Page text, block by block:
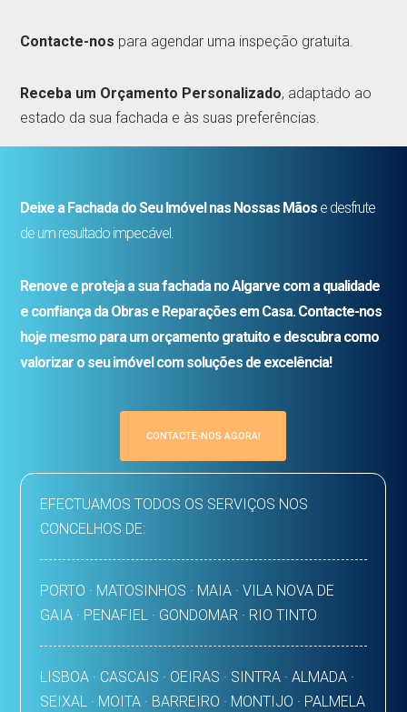
Contacte-nos para agendar uma inspeção gratuita.
Receba um Orçamento Personalizado, adaptado ao
estado da sua fachada e às suas preferências.
Deixe a Fachada do Seu Imóvel nas Nossas Mãos e desfrute
de um resultado impecável.
Renove e proteja a sua fachada no Algarve com a qualidade
e confiança da Obras e Reparações em Casa. Contacte-nos
hoje mesmo para um orçamento gratuito e descubra como
valorizar o seu imóvel com soluções de excelência!
CONTACTE-NOS AGORA!
EFECTUAMOS TODOS OS SERVIÇOS NOS
CONCELHOS DE:
PORTO · MATOSINHOS · MAIA · VILA NOVA DE
GAIA · PENAFIEL · GONDOMAR · RIO TINTO
LISBOA · CASCAIS · OEIRAS · SINTRA · ALMADA ·
SEIXAL · MOITA · BARREIRO · MONTIJO · PALMELA